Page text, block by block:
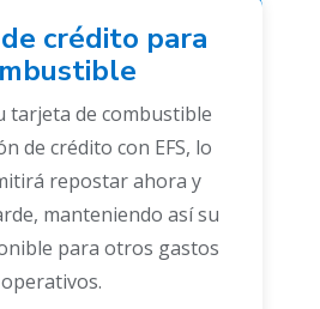
crédito para
tarjeta de combustible
de crédito con EFS, lo
repostar ahora y
manteniendo así su
para otros gastos
operativos.